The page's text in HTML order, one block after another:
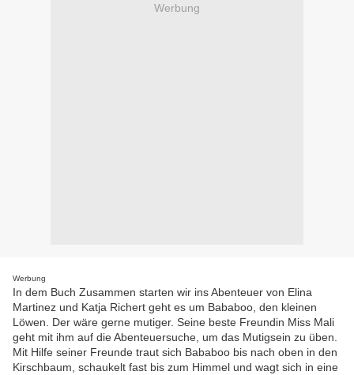
Werbung
Werbung
In dem Buch Zusammen starten wir ins Abenteuer von Elina
Martinez und Katja Richert geht es um Bababoo, den kleinen
Löwen. Der wäre gerne mutiger. Seine beste Freundin Miss Mali
geht mit ihm auf die Abenteuersuche, um das Mutigsein zu üben.
Mit Hilfe seiner Freunde traut sich Bababoo bis nach oben in den
Kirschbaum, schaukelt fast bis zum Himmel und wagt sich in eine